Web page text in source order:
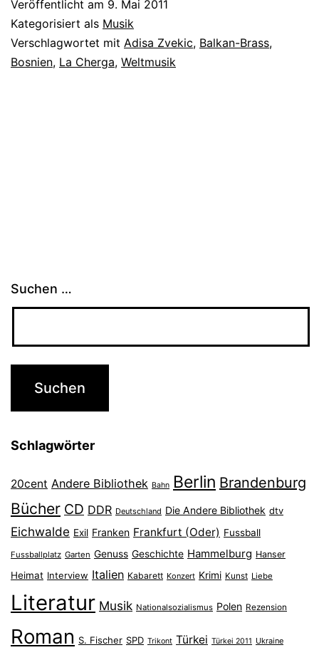
Veröffentlicht am 9. Mai 2011
Kategorisiert als Musik
Verschlagwortet mit Adisa Zvekic, Balkan-Brass,
Bosnien, La Cherga, Weltmusik
Suchen …
Schlagwörter
20cent Andere Bibliothek Bahn Berlin Brandenburg
Bücher CD DDR Deutschland Die Andere Bibliothek dtv
Eichwalde Exil Franken Frankfurt (Oder) Fussball
Fussballplatz Garten Genuss Geschichte Hammelburg Hanser
Heimat Interview Italien Kabarett Konzert Krimi Kunst Liebe
Literatur Musik Nationalsozialismus Polen Rezension
Roman S. Fischer SPD Trikont Türkei Türkei 2011 Ukraine